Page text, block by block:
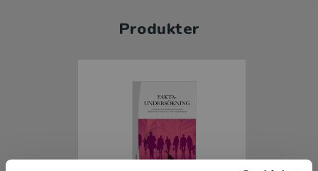
Produkter